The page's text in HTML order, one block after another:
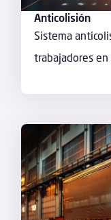
Anticolisión
Sistema
trabajadores